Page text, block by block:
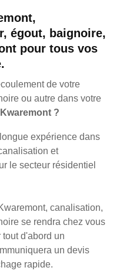
égout, baignoire,
pour tous vos
de votre
ou autre dans votre
?
expérience dans
et
le secteur résidentiel
canalisation,
se rendra chez vous
d'abord un
un devis
rapide.